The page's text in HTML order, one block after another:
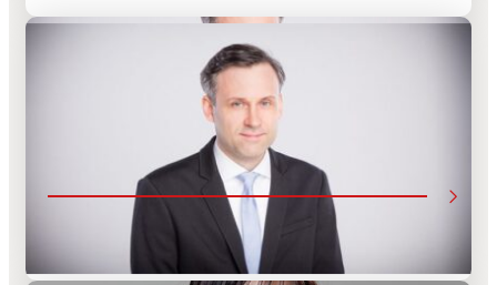
Dr. iur. Leszek DZIUBA LL.M.
Titularuniversitätsdozent